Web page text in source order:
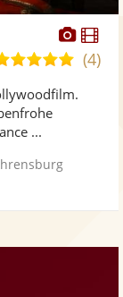
Fotos
5,0
5
(4)
...